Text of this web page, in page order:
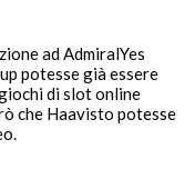
ad AdmiralYes
potesse già essere
di slot online
che Haavisto potesse